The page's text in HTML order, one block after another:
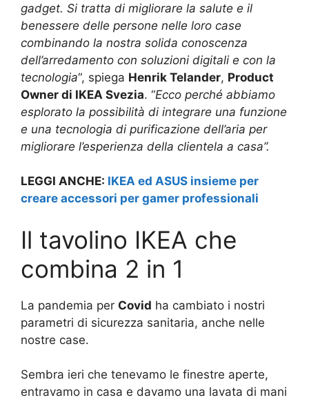
gadget. Si tratta di migliorare la salute e il
benessere delle persone nelle loro case
combinando la nostra solida conoscenza
dell’arredamento con soluzioni digitali e con la
tecnologia“, spiega Henrik Telander, Product
Owner di IKEA Svezia. “Ecco perché abbiamo
esplorato la possibilità di integrare una funzione
e una tecnologia di purificazione dell’aria per
migliorare l’esperienza della clientela a casa”.
LEGGI ANCHE: IKEA ed ASUS insieme per
creare accessori per gamer professionali
Il tavolino IKEA che
combina 2 in 1
La pandemia per Covid ha cambiato i nostri
parametri di sicurezza sanitaria, anche nelle
nostre case.
Sembra ieri che tenevamo le finestre aperte,
entravamo in casa e davamo una lavata di mani